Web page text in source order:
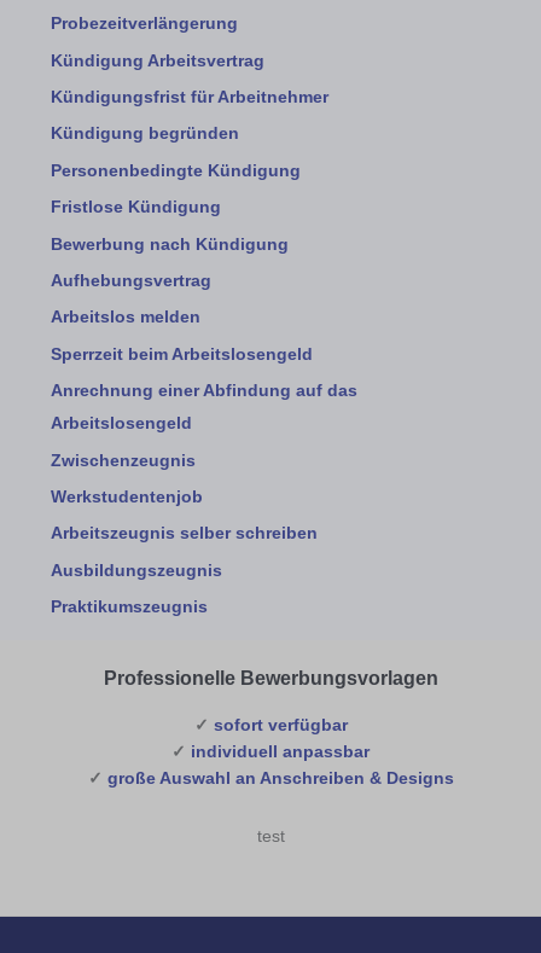
Probezeitverlängerung
Kündigung Arbeitsvertrag
Kündigungsfrist für Arbeitnehmer
Kündigung begründen
Personenbedingte Kündigung
Fristlose Kündigung
Bewerbung nach Kündigung
Aufhebungsvertrag
Arbeitslos melden
Sperrzeit beim Arbeitslosengeld
Anrechnung einer Abfindung auf das
Arbeitslosengeld
Zwischenzeugnis
Werkstudentenjob
Arbeitszeugnis selber schreiben
Ausbildungszeugnis
Praktikumszeugnis
Professionelle Bewerbungsvorlagen
✓ sofort verfügbar
✓ individuell anpassbar
✓ große Auswahl an Anschreiben & Designs
test